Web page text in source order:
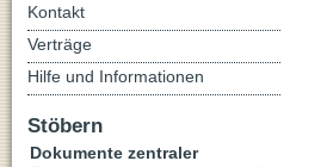
Kontakt
Verträge
Hilfe und Informationen
Stöbern
Dokumente zentraler